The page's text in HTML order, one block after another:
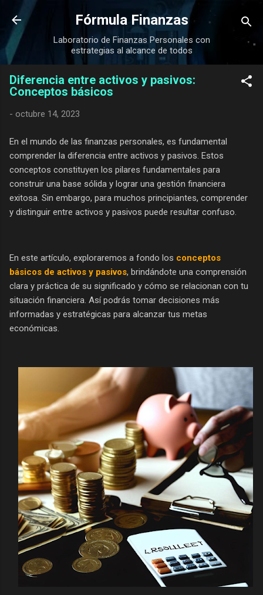
Ir al contenido principal
Fórmula Finanzas
Laboratorio de Finanzas Personales con
estrategias al alcance de todos
Diferencia entre activos y pasivos:
Conceptos básicos
- octubre 14, 2023
En el mundo de las finanzas personales, es fundamental
comprender la diferencia entre activos y pasivos. Estos
conceptos constituyen los pilares fundamentales para
construir una base sólida y lograr una gestión financiera
exitosa. Sin embargo, para muchos principiantes, comprender
y distinguir entre activos y pasivos puede resultar confuso.
En este artículo, exploraremos a fondo los conceptos
básicos de activos y pasivos, brindándote una comprensión
clara y práctica de su significado y cómo se relacionan con tu
situación financiera. Así podrás tomar decisiones más
informadas y estratégicas para alcanzar tus metas
económicas.